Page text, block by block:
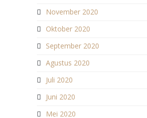
November 2020
Oktober 2020
September 2020
Agustus 2020
Juli 2020
Juni 2020
Mei 2020